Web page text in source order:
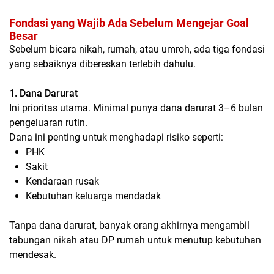
Fondasi yang Wajib Ada Sebelum Mengejar Goal
Besar
Sebelum bicara nikah, rumah, atau umroh, ada tiga fondasi
yang sebaiknya dibereskan terlebih dahulu.
1. Dana Darurat
Ini prioritas utama. Minimal punya dana darurat 3–6 bulan
pengeluaran rutin.
Dana ini penting untuk menghadapi risiko seperti:
PHK
Sakit
Kendaraan rusak
Kebutuhan keluarga mendadak
Tanpa dana darurat, banyak orang akhirnya mengambil
tabungan nikah atau DP rumah untuk menutup kebutuhan
mendesak.